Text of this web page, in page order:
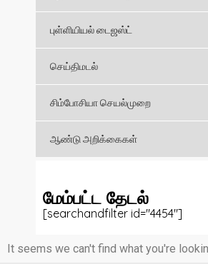
புள்ளியியல் டைஜஸ்ட்
செய்திமடல்
சிம்போசியா செயல்முறை
ஆண்டு அறிக்கைகள்
மேம்பட்ட தேடல்
[searchandfilter id="4454"]
It seems we can't find what you're